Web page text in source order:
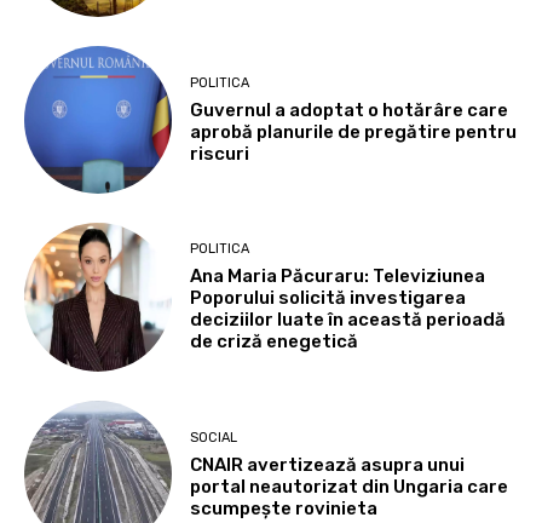
POLITICA
Guvernul a adoptat o hotărâre care
aprobă planurile de pregătire pentru
riscuri
POLITICA
Ana Maria Păcuraru: Televiziunea
Poporului solicită investigarea
deciziilor luate în această perioadă
de criză enegetică
SOCIAL
CNAIR avertizează asupra unui
portal neautorizat din Ungaria care
scumpește rovinieta